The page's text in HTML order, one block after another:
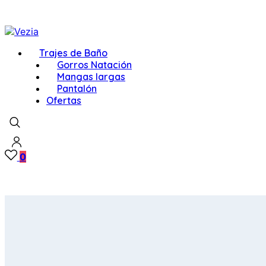
Trajes de Baño
Gorros Natación
Mangas largas
Pantalón
Ofertas
0